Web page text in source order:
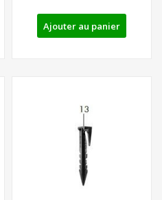
Ajouter au panier